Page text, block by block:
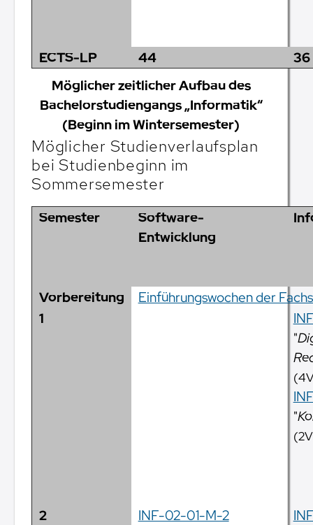
ECTS-LP 44
36
Möglicher zeitlicher Aufbau des
Bachelorstudiengangs „Informatik“
(Beginn im Wintersemester)
Möglicher Studienverlaufsplan
bei Studienbeginn im
Sommersemester
Semester
Software-
Entwicklung
Vorbereitung
Einführungswochen der
1
"
"
2
INF-02-01-M-2